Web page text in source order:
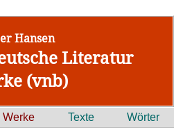
Hansen
Literatur
(vnb)
Werke Texte Wörter